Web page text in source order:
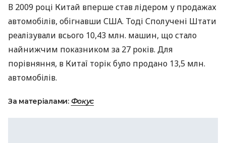
В 2009 році Китай вперше став лідером у продажах
автомобілів, обігнавши США. Тоді Сполучені Штати
реалізували всього 10,43 млн. машин, що стало
найнижчим показником за 27 років. Для
порівняння, в Китаї торік було продано 13,5 млн.
автомобілів.
За матеріалами: Фокус